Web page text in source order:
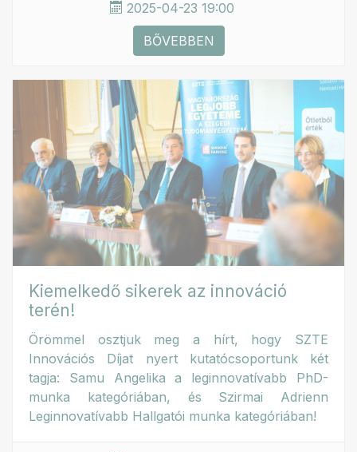
2025-04-23 19:00
BŐVEBBEN
Kiemelkedő sikerek az innováció
terén!
Örömmel osztjuk meg a hírt, hogy SZTE
Innovációs Díjat nyert kutatócsoportunk két
tagja: Samu Angelika a leginnovatívabb PhD-
munka kategóriában, és Szirmai Adrienn
Leginnovatívabb Hallgatói munka kategóriában!